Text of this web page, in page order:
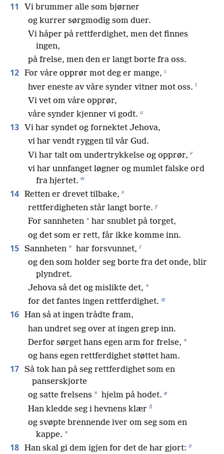
11
Vi brummer alle som bjørner
og kurrer sørgmodig som duer.
Vi håper på rettferdighet, men det finnes
ingen,
på frelse, men den er langt borte fra oss.
12 For våre opprør mot deg er mange, s
hver eneste av våre synder vitner mot oss. t
Vi vet om våre opprør,
våre synder kjenner vi godt. u
13
Vi har syndet og fornektet Jehova,
vi har vendt ryggen til vår Gud.
Vi har talt om undertrykkelse og opprør, v
vi har unnfanget løgner og mumlet falske ord
fra hjertet. w
14 Retten er drevet tilbake, x
rettferdigheten står langt borte. y
For sannheten * har snublet på torget,
og det som er rett, får ikke komme inn.
15 Sannheten * har forsvunnet, z
og den som holder seg borte fra det onde, blir
plyndret.
Jehova så det og mislikte det, *
for det fantes ingen rettferdighet. æ
16 Han så at ingen trådte fram,
han undret seg over at ingen grep inn.
Derfor sørget hans egen arm for frelse, *
og hans egen rettferdighet støttet ham.
17 Så tok han på seg rettferdighet som en
panserskjorte
og satte frelsens * hjelm på hodet. ø
Han kledde seg i hevnens klær å
og svøpte brennende iver om seg som en
kappe. *
18 Han skal gi dem igjen for det de har gjort: a